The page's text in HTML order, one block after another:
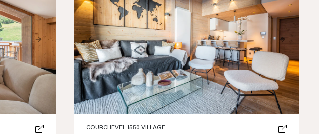
Previous Next
COURCHEVEL 1550 VILLAGE
Next